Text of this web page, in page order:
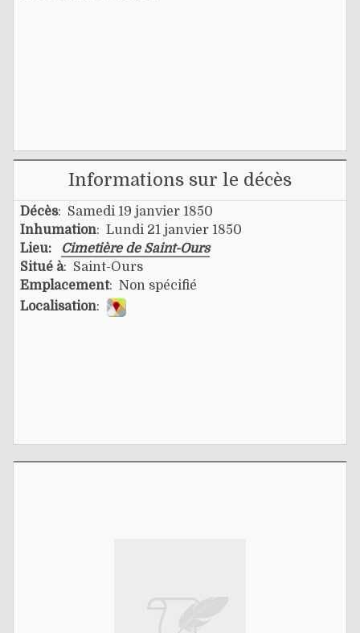
Informations sur le décès
Décès: Samedi 19 janvier 1850
Inhumation: Lundi 21 janvier 1850
Lieu:
Cimetière de Saint-Ours
Situé à: Saint-Ours
Emplacement: Non spécifié
Localisation: